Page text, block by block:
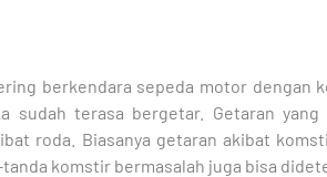
berkendara sepeda motor dengan
sudah terasa bergetar. Getaran
roda. Biasanya getaran akibat
komstir bermasalah juga bisa